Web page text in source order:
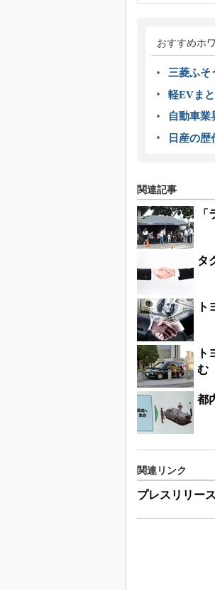
おすすめホ
三菱ふそ
軽EVま
自動車業
日産の
関連記事
タ
む
都
関連リンク
プレスリリー